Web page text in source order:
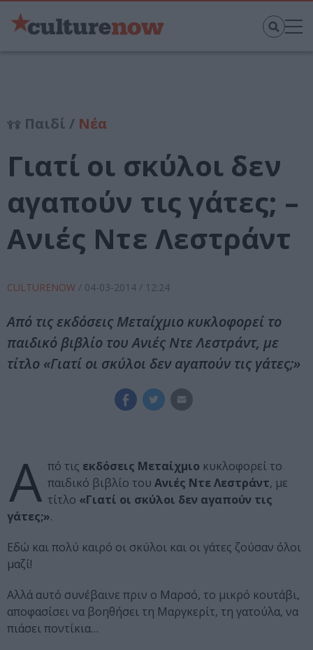
Παιδί / Νέα
Γιατί οι σκύλοι δεν
αγαπούν τις γάτες; –
Ανιές Ντε Λεστράντ
CULTURENOW / 04-03-2014 / 12:24
Από τις εκδόσεις Μεταίχμιο κυκλοφορεί το
παιδικό βιβλίο του Ανιές Ντε Λεστράντ, με
τίτλο «Γιατί οι σκύλοι δεν αγαπούν τις γάτες;»
Α πό τις εκδόσεις Μεταίχμιο κυκλοφορεί το
παιδικό βιβλίο του Ανιές Ντε Λεστράντ, με
τίτλο «Γιατί οι σκύλοι δεν αγαπούν τις
γάτες;».
Εδώ και πολύ καιρό οι σκύλοι και οι γάτες ζούσαν όλοι
μαζί!
Αλλά αυτό συνέβαινε πριν ο Μαρσό, το μικρό κουτάβι,
αποφασίσει να βοηθήσει τη Μαργκερίτ, τη γατούλα, να
πιάσει ποντίκια…